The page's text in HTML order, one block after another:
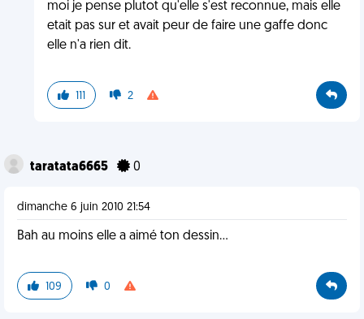
moi je pense plutot qu'elle s'est reconnue, mais elle
etait pas sur et avait peur de faire une gaffe donc
elle n'a rien dit.
111 2
taratata6665 0
dimanche 6 juin 2010 21:54
Bah au moins elle a aimé ton dessin...
109 0